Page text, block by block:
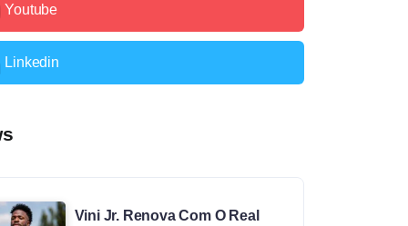
Youtube
Linkedin
Vini Jr. Renova Com O Real